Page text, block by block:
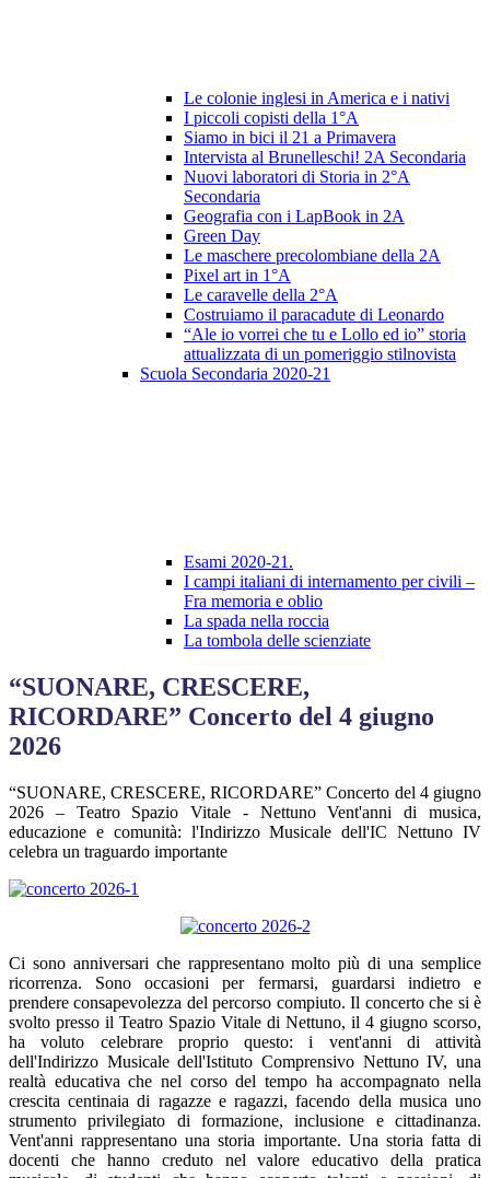
Le colonie inglesi in America e i nativi
I piccoli copisti della 1°A
Siamo in bici il 21 a Primavera
Intervista al Brunelleschi! 2A Secondaria
Nuovi laboratori di Storia in 2°A
Secondaria
Geografia con i LapBook in 2A
Green Day
Le maschere precolombiane della 2A
Pixel art in 1°A
Le caravelle della 2°A
Costruiamo il paracadute di Leonardo
“Ale io vorrei che tu e Lollo ed io” storia
attualizzata di un pomeriggio stilnovista
Scuola Secondaria 2020-21
Esami 2020-21.
I campi italiani di internamento per civili –
Fra memoria e oblio
La spada nella roccia
La tombola delle scienziate
“SUONARE, CRESCERE,
RICORDARE” Concerto del 4 giugno
2026
“SUONARE, CRESCERE, RICORDARE” Concerto del 4 giugno
2026 – Teatro Spazio Vitale - Nettuno Vent'anni di musica,
educazione e comunità: l'Indirizzo Musicale dell'IC Nettuno IV
celebra un traguardo importante
Ci sono anniversari che rappresentano molto più di una semplice
ricorrenza. Sono occasioni per fermarsi, guardarsi indietro e
prendere consapevolezza del percorso compiuto. Il concerto che si è
svolto presso il Teatro Spazio Vitale di Nettuno, il 4 giugno scorso,
ha voluto celebrare proprio questo: i vent'anni di attività
dell'Indirizzo Musicale dell'Istituto Comprensivo Nettuno IV, una
realtà educativa che nel corso del tempo ha accompagnato nella
crescita centinaia di ragazze e ragazzi, facendo della musica uno
strumento privilegiato di formazione, inclusione e cittadinanza.
Vent'anni rappresentano una storia importante. Una storia fatta di
docenti che hanno creduto nel valore educativo della pratica